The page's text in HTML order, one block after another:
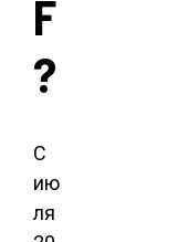
F
?
С
ию
ля